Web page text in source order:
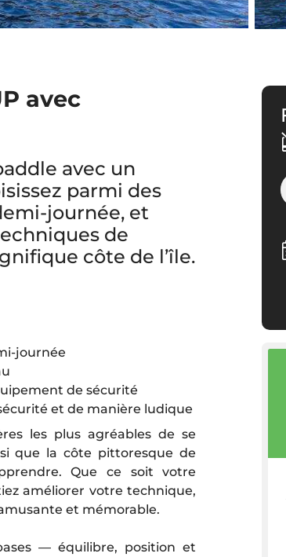
avec
avec un
parmi des
journée, et
de
côte de l’île.
journée
de sécurité
et de manière ludique
les plus agréables de se
que la côte pittoresque de
Que ce soit votre
améliorer votre technique,
et mémorable.
— équilibre, position et